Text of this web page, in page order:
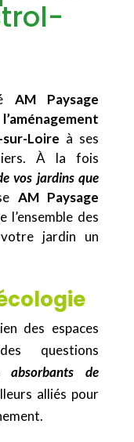
AM Paysage
Loire à ses
À la fois
vos jardins que
AM Paysage
des
jardin un
des espaces
questions
absorbants de
alliés pour